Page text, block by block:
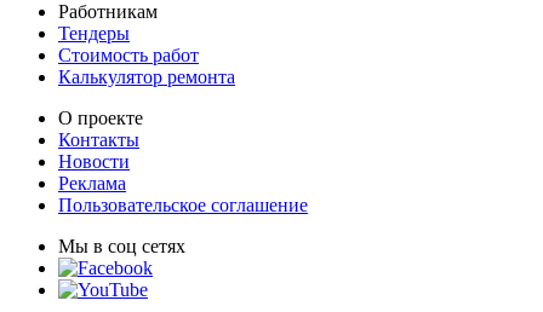
Работникам
Тендеры
Стоимость работ
Калькулятор ремонта
О проекте
Контакты
Новости
Реклама
Пользовательское соглашение
Мы в соц сетях